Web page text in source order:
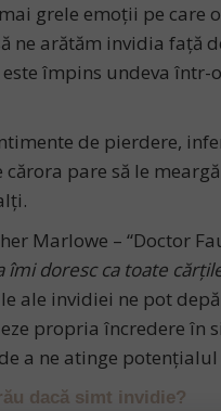
grele emoții pe
ne arătăm invidia
împins undeva
de pierdere,
cărora pare să le
Marlowe – “Doctor
îmi doresc ca toate
ale invidiei ne pot
propria încredere
a ne atinge
dacă simt invidie?